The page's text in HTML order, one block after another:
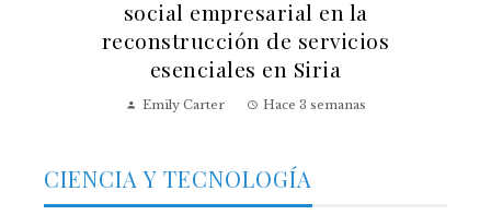
social empresarial en la
reconstrucción de servicios
esenciales en Siria
Emily Carter Hace 3 semanas
CIENCIA Y TECNOLOGÍA